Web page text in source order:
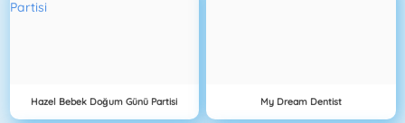
Hazel Bebek Doğum Günü Partisi My Dream Dentist